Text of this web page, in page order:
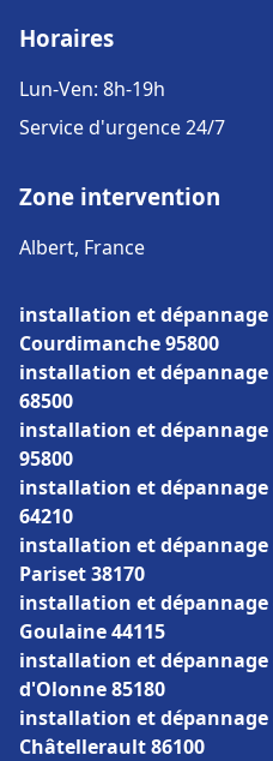
Horaires
Lun-Ven: 8h-19h
Service d'urgence 24/7
Zone intervention
Albert, France
installation et dépannage
Courdimanche 95800
installation et
68500
installation et dépannage
95800
installation et
64210
installation et dépannage
Pariset 38170
installation et dépannage
Goulaine 44115
installation et dépannage
d'Olonne 85180
installation et dépannage
Châtellerault 86100